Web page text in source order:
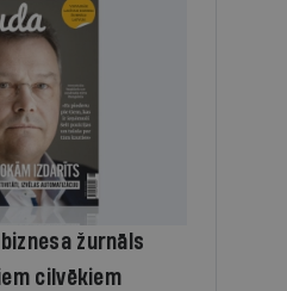
žurnāls
cilvēkiem